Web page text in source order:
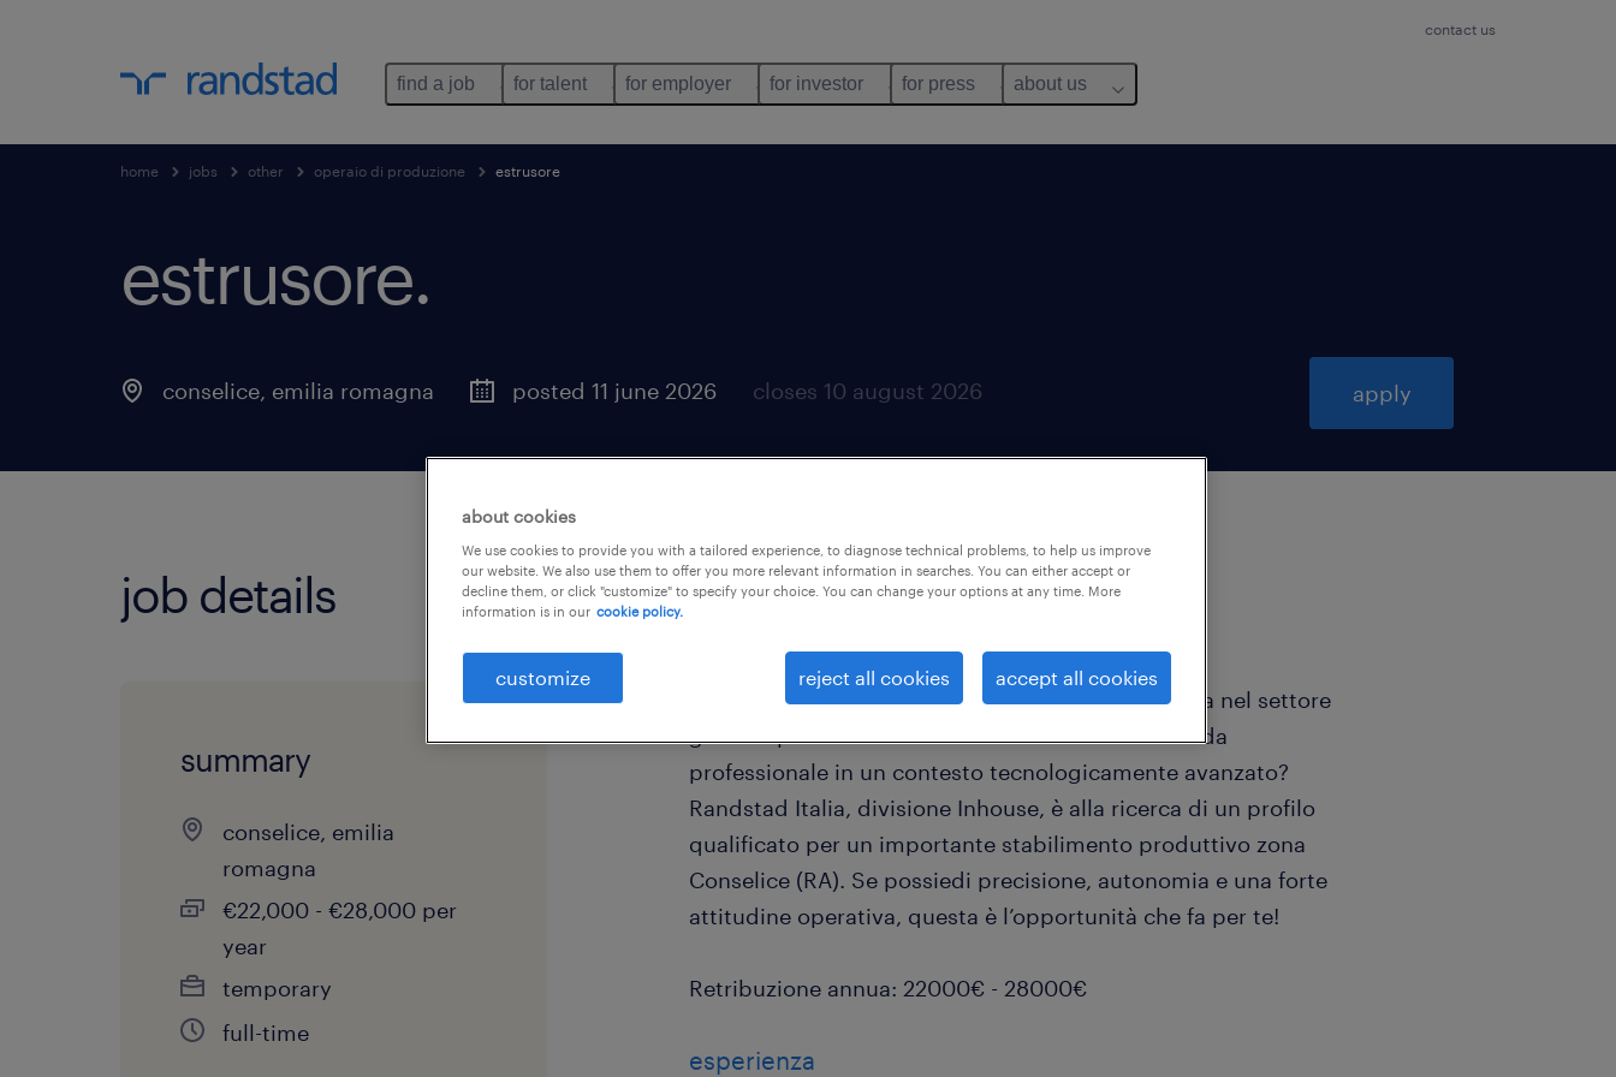
contact us
find a job for talent for employer for investor for press about us
home jobs other operaio di produzione estrusore
estrusore.
conselice, emilia romagna posted 11 june 2026 closes 10 august 2026 apply
job details
summary
conselice, emilia
romagna
€22,000 - €28,000 per
year
temporary
full-time
Sei un esperto tecnico con una solida competenza nel settore
gomma-plastica e sei alla ricerca di una nuova sfida
professionale in un contesto tecnologicamente avanzato?
Randstad Italia, divisione Inhouse, è alla ricerca di un profilo
qualificato per un importante stabilimento produttivo zona
Conselice (RA). Se possiedi precisione, autonomia e una forte
attitudine operativa, questa è l’opportunità che fa per te!
Retribuzione annua: 22000€ - 28000€
esperienza
about cookies
We use cookies to provide you with a tailored experience, to diagnose technical problems, to help us improve
our website. We also use them to offer you more relevant information in searches. You can either accept or
decline them, or click "customize" to specify your choice. You can change your options at any time. More
information is in our cookie policy.
customize reject all cookies accept all cookies